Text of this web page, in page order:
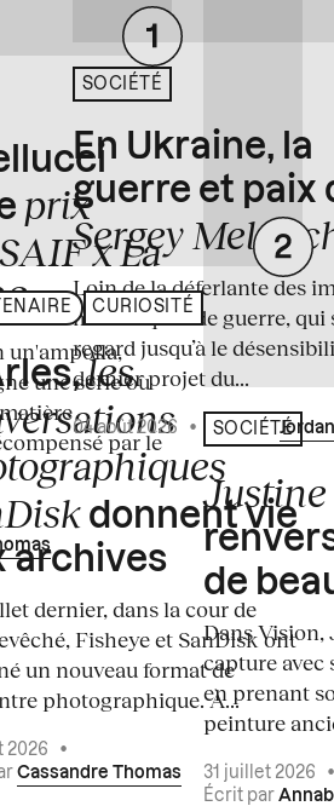
prix
x La
un'ampolla,
une série où
par le
CURIOSITÉ
les
donnent vie
archives
dernier, dans la cour de
Fisheye et SanDisk ont
un nouveau format de
photographique. À...
2026
•
Cassandre Thomas
SOCIÉTÉ
En Ukraine, la
guerre et paix
Sergey
Loin de la déferlante des
médiatiques de guerre, qui
regard jusqu’à le
dernier projet du...
04 août 2026 • Écrit par
SOCIÉTÉ
de
Dans
capture avec
en prenant
peinture
31 juillet 2026
Écrit par